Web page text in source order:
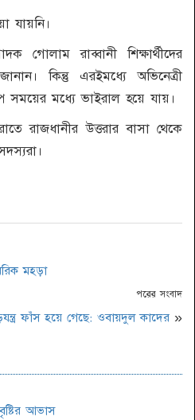
যায়নি।
গোলাম রাব্বানী শিক্ষার্থীদের
কিন্তু এরইমধ্যে অভিনেত্রী
সম‌য়ের ম‌ধ্যে ভাইরাল হ‌য়ে যায়।
রাজধানীর উত্তরার বাসা থেকে
মহড়া
পরের সংবাদ
ফাঁস হয়ে গেছে: ওবায়দুল কাদের »
আভাস